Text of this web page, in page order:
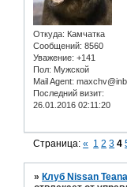
Откуда: Камчатка
Сообщений: 8560
Уважение: +141
Пол: Мужской
Mail Agent:
Последний визит:
26.01.2016 02:11:20
Страница:« 1 2 3 4
» Клуб Nissan Teana